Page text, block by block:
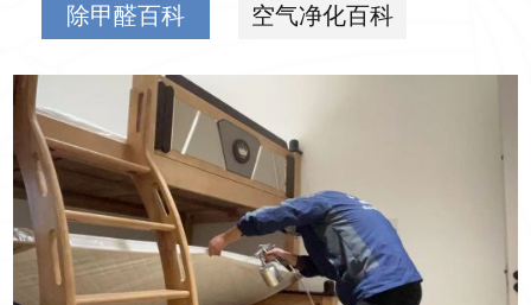
除甲醛百科 空气净化百科